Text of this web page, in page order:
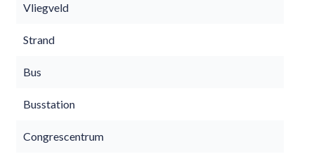
Vliegveld
Strand
Bus
Busstation
Congrescentrum